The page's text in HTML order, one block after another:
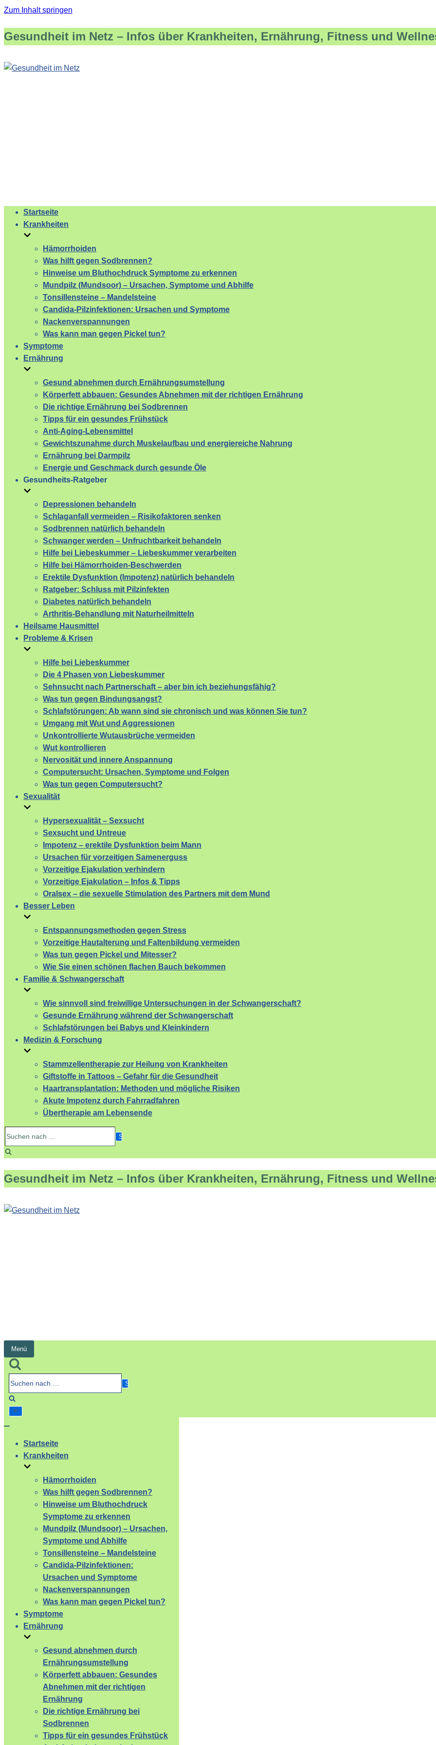
Zum Inhalt springen
Gesundheit im Netz – Infos über Krankheiten, Ernährung, Fitness und
Startseite
Krankheiten
Hämorrhoiden
Was hilft gegen Sodbrennen?
Hinweise um Bluthochdruck Symptome zu erkennen
Mundpilz (Mundsoor) – Ursachen, Symptome und Abhilfe
Tonsillensteine – Mandelsteine
Candida-Pilzinfektionen: Ursachen und Symptome
Nackenverspannungen
Was kann man gegen Pickel tun?
Symptome
Ernährung
Gesund abnehmen durch Ernährungsumstellung
Körperfett abbauen: Gesundes Abnehmen mit der richtigen Ernährung
Die richtige Ernährung bei Sodbrennen
Tipps für ein gesundes Frühstück
Anti-Aging-Lebensmittel
Gewichtszunahme durch Muskelaufbau und energiereiche Nahrung
Ernährung bei Darmpilz
Energie und Geschmack durch gesunde Öle
Gesundheits-Ratgeber
Depressionen behandeln
Schlaganfall vermeiden – Risikofaktoren senken
Sodbrennen natürlich behandeln
Schwanger werden – Unfruchtbarkeit behandeln
Hilfe bei Liebeskummer – Liebeskummer verarbeiten
Hilfe bei Hämorrhoiden-Beschwerden
Erektile Dysfunktion (Impotenz) natürlich behandeln
Ratgeber: Schluss mit Pilzinfekten
Diabetes natürlich behandeln
Arthritis-Behandlung mit Naturheilmitteln
Heilsame Hausmittel
Probleme & Krisen
Hilfe bei Liebeskummer
Die 4 Phasen von Liebeskummer
Sehnsucht nach Partnerschaft – aber bin ich beziehungsfähig?
Was tun gegen Bindungsangst?
Schlafstörungen: Ab wann sind sie chronisch und was können Sie tun?
Umgang mit Wut und Aggressionen
Unkontrollierte Wutausbrüche vermeiden
Wut kontrollieren
Nervosität und innere Anspannung
Computersucht: Ursachen, Symptome und Folgen
Was tun gegen Computersucht?
Sexualität
Hypersexualität – Sexsucht
Sexsucht und Untreue
Impotenz – erektile Dysfunktion beim Mann
Ursachen für vorzeitigen Samenerguss
Vorzeitige Ejakulation verhindern
Vorzeitige Ejakulation – Infos & Tipps
Oralsex – die sexuelle Stimulation des Partners mit dem Mund
Besser Leben
Entspannungsmethoden gegen Stress
Vorzeitige Hautalterung und Faltenbildung vermeiden
Was tun gegen Pickel und Mitesser?
Wie Sie einen schönen flachen Bauch bekommen
Familie & Schwangerschaft
Wie sinnvoll sind freiwillige Untersuchungen in der Schwangerschaft?
Gesunde Ernährung während der Schwangerschaft
Schlafstörungen bei Babys und Kleinkindern
Medizin & Forschung
Stammzellentherapie zur Heilung von Krankheiten
Giftstoffe in Tattoos – Gefahr für die Gesundheit
Haartransplantation: Methoden und mögliche Risiken
Akute Impotenz durch Fahrradfahren
Übertherapie am Lebensende
Suchen
nach …
Gesundheit im Netz – Infos über Krankheiten, Ernährung, Fitness und
Menü
Navigation
umschalten
Suchen
nach …
Startseite
Krankheiten
Hämorrhoiden
Was hilft gegen Sodbrennen?
Hinweise um Bluthochdruck
Symptome zu erkennen
Mundpilz (Mundsoor) – Ursachen,
Symptome und Abhilfe
Tonsillensteine – Mandelsteine
Candida-Pilzinfektionen:
Ursachen und Symptome
Nackenverspannungen
Was kann man gegen Pickel tun?
Symptome
Ernährung
Gesund abnehmen durch
Ernährungsumstellung
Körperfett abbauen: Gesundes
Abnehmen mit der richtigen
Ernährung
Die richtige Ernährung bei
Sodbrennen
Tipps für ein gesundes Frühstück